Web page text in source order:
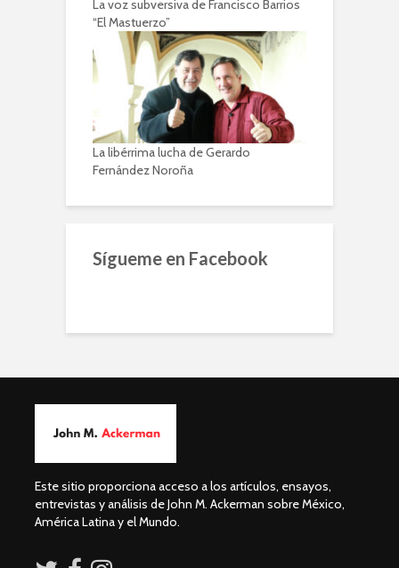
La voz subversiva de Francisco Barrios
“El Mastuerzo”
La libérrima lucha de Gerardo
Fernández Noroña
Sígueme en Facebook
Este sitio proporciona acceso a los artículos, ensayos,
entrevistas y análisis de John M. Ackerman sobre México,
América Latina y el Mundo.